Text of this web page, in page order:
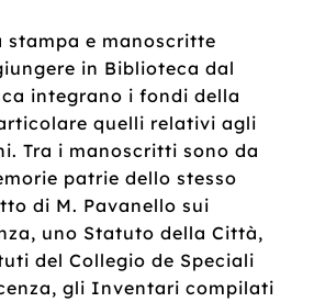
stampa e manoscritte
in Biblioteca dal
integrano i fondi della
quelli relativi agli
Tra i manoscritti sono da
patrie dello stesso
di M. Pavanello sui
uno Statuto della Città,
del Collegio de Speciali
gli Inventari compilati